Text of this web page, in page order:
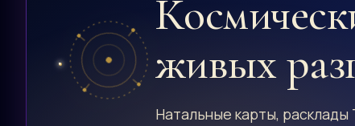
живых
Натальные карты,